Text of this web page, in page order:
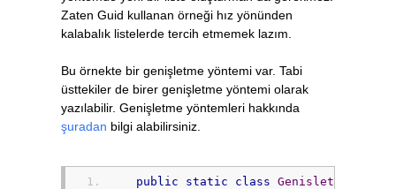
Zaten Guid kullanan örneği hız yönünden
kalabalık listelerde tercih etmemek lazım.
Bu örnekte bir genişletme yöntemi var. Tabi
üsttekiler de birer genişletme yöntemi olarak
yazılabilir. Genişletme yöntemleri hakkında
şuradan bilgi alabilirsiniz.
public static class